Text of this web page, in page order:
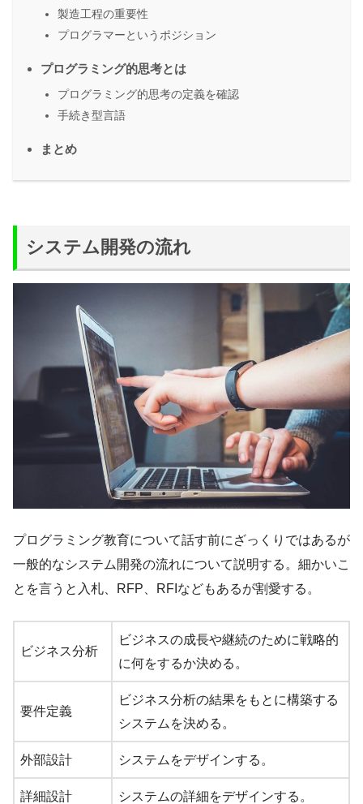
製造工程の重要性
プログラマーというポジション
プログラミング的思考とは
プログラミング的思考の定義を確認
手続き型言語
まとめ
システム開発の流れ
プログラミング教育について話す前にざっくりではあるが
一般的なシステム開発の流れについて説明する。細かいこ
とを言うと入札、RFP、RFIなどもあるが割愛する。
ビジネス分析
ビジネスの成長や継続のために戦略的
に何をするか決める。
要件定義
ビジネス分析の結果をもとに構築する
システムを決める。
外部設計 システムをデザインする。
詳細設計 システムの詳細をデザインする。